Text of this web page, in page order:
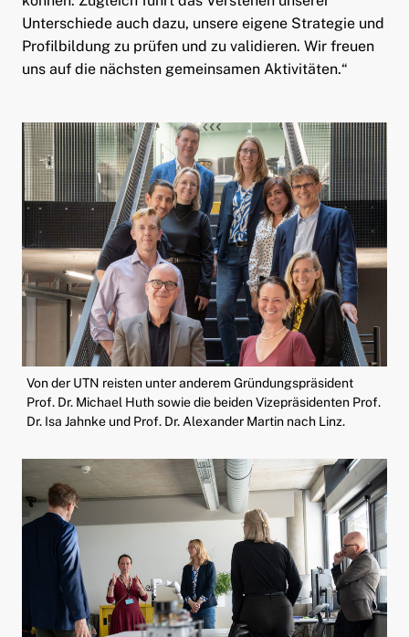
Unterschiede auch dazu, unsere eigene Strategie und
Profilbildung zu prüfen und zu validieren. Wir freuen
uns auf die nächsten gemeinsamen Aktivitäten.“
Von der UTN reisten unter anderem Gründungspräsident
Prof. Dr. Michael Huth sowie die beiden Vizepräsidenten Prof.
Dr. Isa Jahnke und Prof. Dr. Alexander Martin nach Linz.